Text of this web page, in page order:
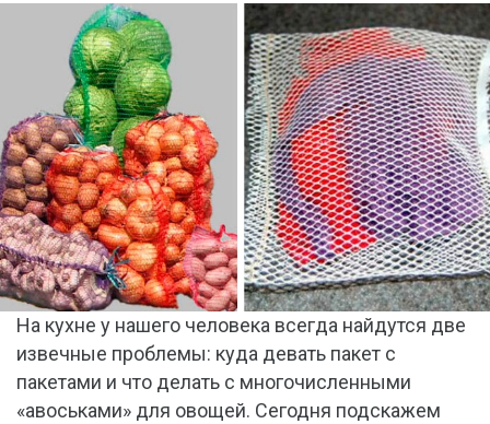
На кухне у нашего человека всегда найдутся две
извечные проблемы: куда девать пакет с
пакетами и что делать с многочисленными
«авоськами» для овощей. Сегодня подскажем